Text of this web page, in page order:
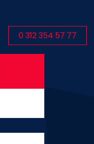
0 312 354 57 77